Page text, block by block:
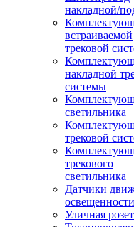
накладной/
встраиваемой
трековой
накладной
системы
светильника
трековой
трекового
светильника
Датчики
освещенности
Уличная